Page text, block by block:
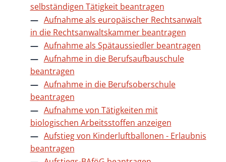
selbständigen Tätigkeit beantragen
Aufnahme als europäischer Rechtsanwalt
in die Rechtsanwaltskammer beantragen
Aufnahme als Spätaussiedler beantragen
Aufnahme in die Berufsaufbauschule
beantragen
Aufnahme in die Berufsoberschule
beantragen
Aufnahme von Tätigkeiten mit
biologischen Arbeitsstoffen anzeigen
Aufstieg von Kinderluftballonen - Erlaubnis
beantragen